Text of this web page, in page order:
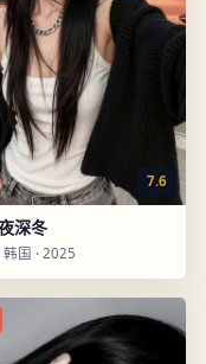
7.6
深冬
韩国 · 2025